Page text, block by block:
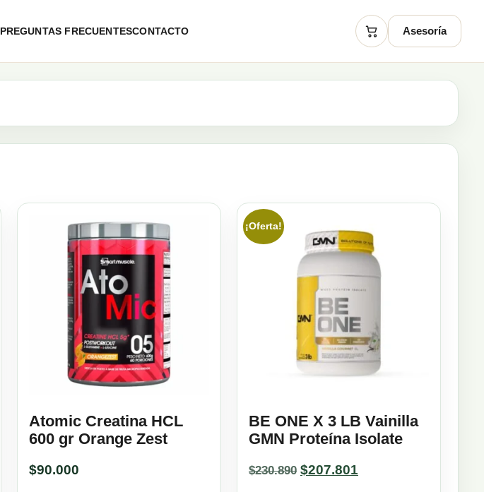
PREGUNTAS FRECUENTESCONTACTO
Carrito
Asesoría
Atomic Creatina HCL
600 gr Orange Zest
$90.000
¡Oferta!
BE ONE X 3 LB Vainilla
GMN Proteína Isolate
$230.890 Original
$207.801